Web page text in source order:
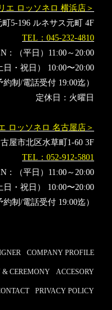
エ ロッソネロ 横浜店＞
5-196 ルネサス元町 4F
TEL：045-232-4810
：（平日）11:00～20:00
日・祝日） 10:00〜20:00
約制/電話受付 19:00迄）
定休日：火曜日
ロッソネロ 名古屋店＞
屋市北区水草町1-60 3F
TEL：052-912-5801
：（平日）11:00～20:00
日・祝日） 10:00〜20:00
約制/電話受付 19:00迄）
COMPANY PROFILE
& CEREMONY ACCESORY
PRIVACY POLICY